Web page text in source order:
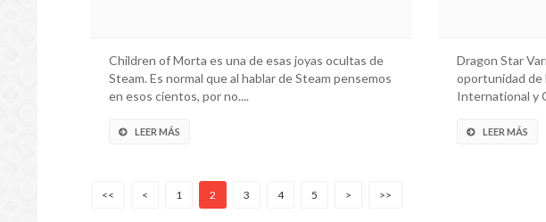
Children of Morta es una de esas joyas ocultas de
Steam. Es normal que al hablar de Steam pensemos
en esos cientos, por no....
LEER MÁS
Dragon Star
oportunidad de
International y
LEER MÁS
<< < 1 2 3 4 5 > >>